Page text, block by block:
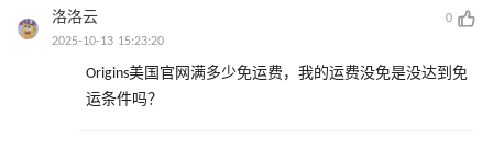
洛洛云
0
2025-10-13 15:23:20
Origins美国官网满多少免运费，我的运费没免是没达到免
运条件吗？